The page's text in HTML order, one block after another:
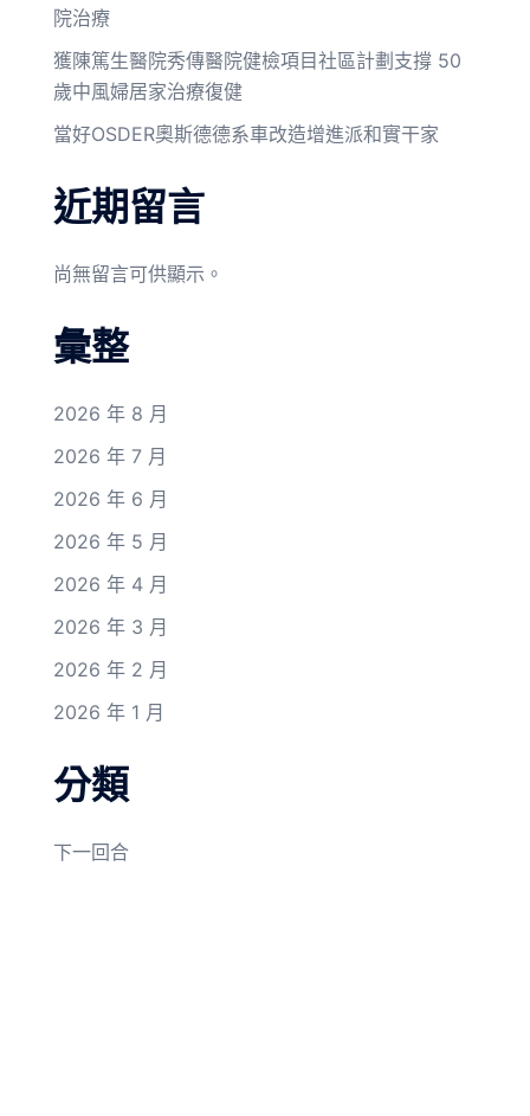
院治療
獲陳篤生醫院秀傳醫院健檢項目社區計劃支撐 50
歲中風婦居家治療復健
當好OSDER奧斯德德系車改造增進派和實干家
近期留言
尚無留言可供顯示。
彙整
2026 年 8 月
2026 年 7 月
2026 年 6 月
2026 年 5 月
2026 年 4 月
2026 年 3 月
2026 年 2 月
2026 年 1 月
分類
下一回合